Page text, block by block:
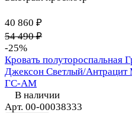
40 860 ₽
54 490 ₽
-25%
Кровать полутороспальная
Джексон Светлый/
ГС-АМ
В наличии
Арт. 00-00038333